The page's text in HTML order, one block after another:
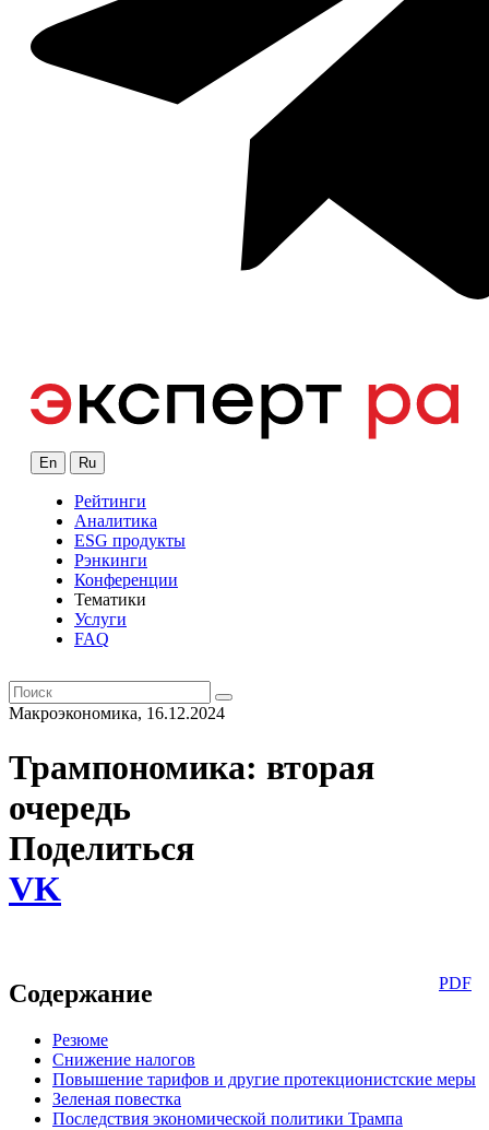
En Ru
Рейтинги
Аналитика
ESG продукты
Рэнкинги
Конференции
Тематики
Услуги
FAQ
Макроэкономика, 16.12.2024
Трампономика: вторая
очередь
Поделиться
VK
PDF
Содержание
Резюме
Снижение налогов
Повышение тарифов и другие протекционистские меры
Зеленая повестка
Последствия экономической политики Трампа